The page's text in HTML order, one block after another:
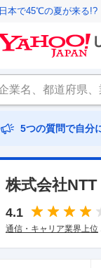
日本で45℃の夏が来る
5つの質問で自分
株式会社
4.1
通信・キャリア業界上位